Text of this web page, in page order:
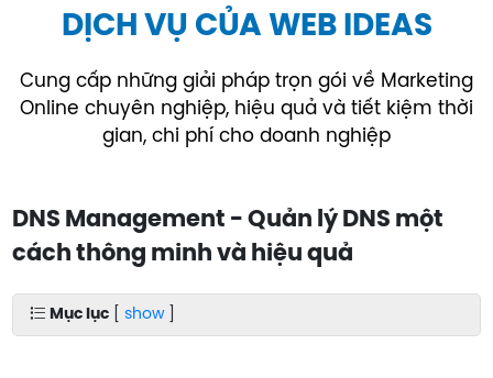
DỊCH VỤ CỦA WEB IDEAS
Cung cấp những giải pháp trọn gói về Marketing
Online chuyên nghiệp, hiệu quả và tiết kiệm thời
gian, chi phí cho doanh nghiệp
DNS Management - Quản lý DNS một
cách thông minh và hiệu quả
Mục lục [show]